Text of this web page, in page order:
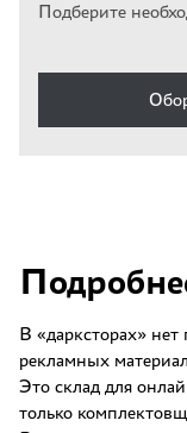
Подберите
В «дарксторах» нет
рекламных
Это склад для
только